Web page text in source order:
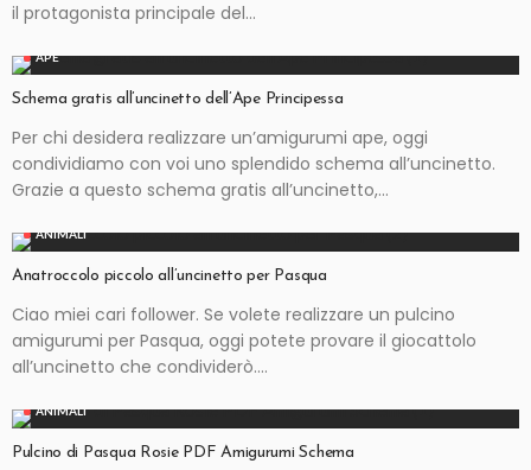
il protagonista principale del...
APE
Schema gratis all’uncinetto dell’Ape Principessa
Per chi desidera realizzare un’amigurumi ape, oggi
condividiamo con voi uno splendido schema all’uncinetto.
Grazie a questo schema gratis all’uncinetto,...
ANIMALI
Anatroccolo piccolo all’uncinetto per Pasqua
Ciao miei cari follower. Se volete realizzare un pulcino
amigurumi per Pasqua, oggi potete provare il giocattolo
all’uncinetto che condividerò....
ANIMALI
Pulcino di Pasqua Rosie PDF Amigurumi Schema